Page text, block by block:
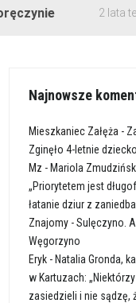
2 lata temu
Najnowsze
Mieszkaniec Załęża -
Zginęło 4-letnie
Mz - Mariola
„Priorytetem jest
łatanie dziur z
Znajomy -Sulęczyno.
Węgorzyno
Eryk - Natalia Gronda,
w Kartuzach:
zasiedzieli i nie sądzę,